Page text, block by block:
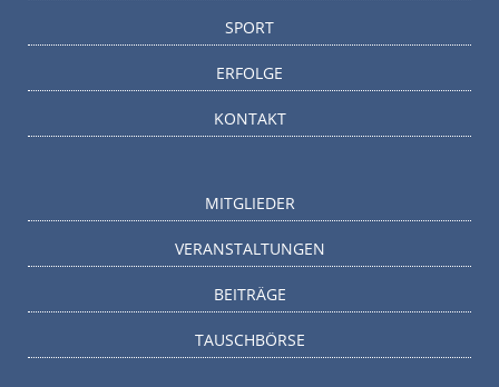
SPORT
ERFOLGE
KONTAKT
MITGLIEDER
VERANSTALTUNGEN
BEITRÄGE
TAUSCHBÖRSE